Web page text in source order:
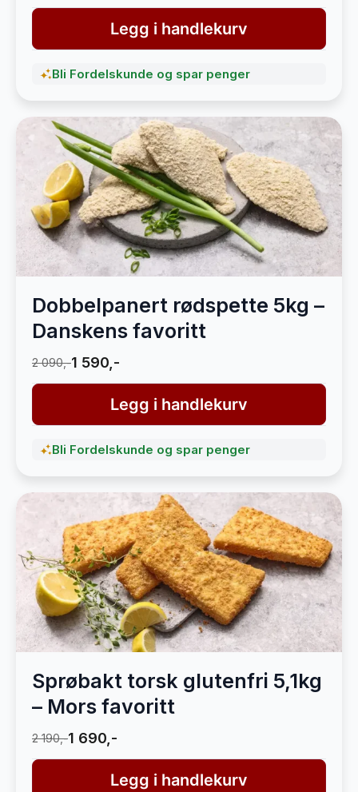
Legg i handlekurv
Bli Fordelskunde og spar penger
Dobbelpanert rødspette 5kg –
Danskens favoritt
2 090,-1 590,-
Legg i handlekurv
Bli Fordelskunde og spar penger
Sprøbakt torsk glutenfri 5,1kg
– Mors favoritt
2 190,-1 690,-
Legg i handlekurv